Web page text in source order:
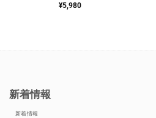
¥5,980
新着情報
新着情報